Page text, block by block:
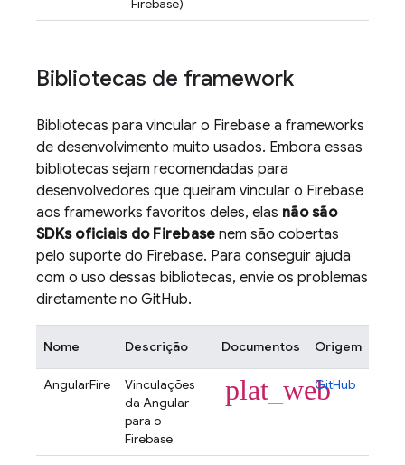
Firebase)
Bibliotecas de framework
Bibliotecas para vincular o Firebase a frameworks
de desenvolvimento muito usados. Embora essas
bibliotecas sejam recomendadas para
desenvolvedores que queiram vincular o Firebase
aos frameworks favoritos deles, elas não são
SDKs oficiais do Firebase nem são cobertas
pelo suporte do Firebase. Para conseguir ajuda
com o uso dessas bibliotecas, envie os problemas
diretamente no GitHub.
Nome Descrição Documentos Origem
AngularFire
Vinculações
da Angular
para o
Firebase
plat_webGitHub